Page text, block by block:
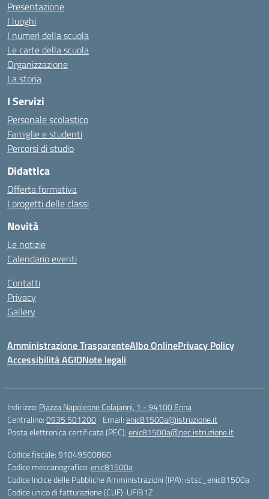
Presentazione
I luoghi
I numeri della scuola
Le carte della scuola
Organizzazione
La storia
I Servizi
Personale scolastico
Famiglie e studenti
Percorsi di studio
Didattica
Offerta formativa
I progetti delle classi
Novità
Le notizie
Calendario eventi
Contatti
Privacy
Gallery
Amministrazione TrasparenteAlbo OnlinePrivacy Policy
Accessibilità AGIDNote legali
Indirizzo: Piazza Napoleone Colajanni, 1 - 94100 Enna
Centralino:0935 501200 Email:enic81500a@istruzione.it
Posta elettronica certificata (PEC):enic81500a@pec.istruzione.it
Codice fiscale: 91049500860
Codice meccanografico:enic81500a
Codice Indice delle Pubbliche Amministrazioni (IPA): istsc_enic81500a
Codice unico di fatturazione (CUF): UFIB1Z